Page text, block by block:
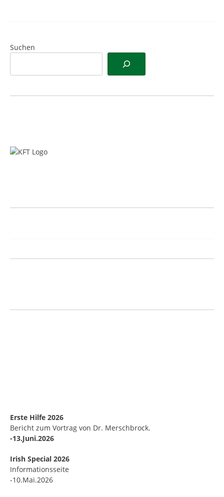
Suchen
Erste Hilfe 2026
Bericht zum Vortrag von Dr. Merschbrock.
-13.Juni.2026
Irish Special 2026
Informationsseite
-10.Mai.2026